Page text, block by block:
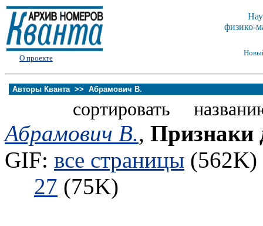
О проекте
физико-
Авторы Кванта >> Абрамович В.
сортировать
Абрамович В., Признаки
GIF: все страницы
27 (75K)